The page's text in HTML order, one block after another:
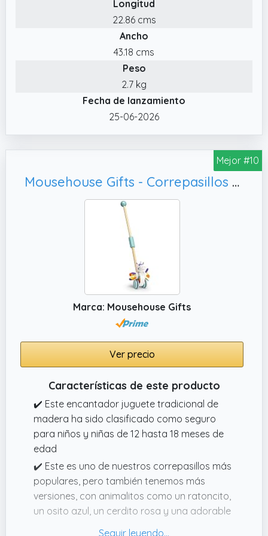
Longitud
22.86 cms
Ancho
43.18 cms
Peso
2.7 kg
Fecha de lanzamiento
25-06-2026
Mejor #10
Mousehouse Gifts - Correpasillos con forma de unicornio - Madera
Marca: Mousehouse Gifts
Ver precio
Características de este producto
✔️ Este encantador juguete tradicional de
madera ha sido clasificado como seguro
para niños y niñas de 12 hasta 18 meses de
edad
✔️ Este es uno de nuestros correpasillos más
populares, pero también tenemos más
versiones, con animalitos como un ratoncito,
un osito azul, un cerdito rosa y una adorable